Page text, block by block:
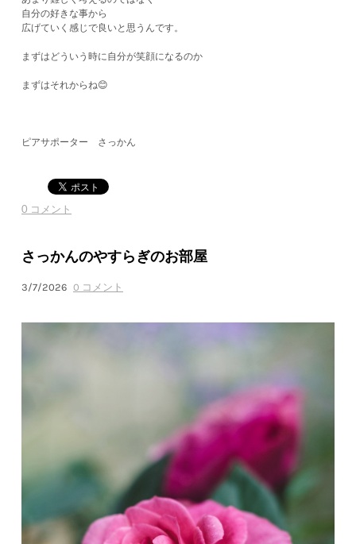
自分の好きな事から
広げていく感じで良いと思うんです。
まずはどういう時に自分が笑顔になるのか
まずはそれからね😊
ピアサポーター さっかん
0 コメント
さっかんのやすらぎのお部屋
3/7/2026 0 コメント